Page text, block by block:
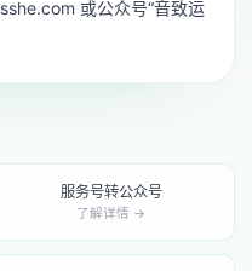
或公众号“音致运
服务号转公众号
了解详情 →